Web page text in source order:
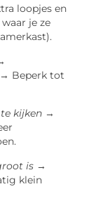
loopjes en
je ze
Beperk tot
kijken →
is →
klein